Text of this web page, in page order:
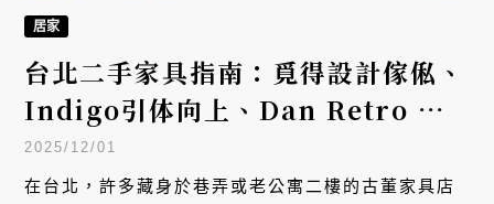
居家
台北二手家具指南：覓得設計傢俬、
Indigo引体向上、Dan Retro &
Furniture精選7間必逛老件與復古
選物店
2025/12/01
在台北，許多藏身於巷弄或老公寓二樓的古董家具店